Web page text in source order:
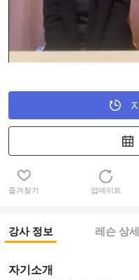
즐겨찾기 업데이트
강사 정보 레슨 상세
자기소개